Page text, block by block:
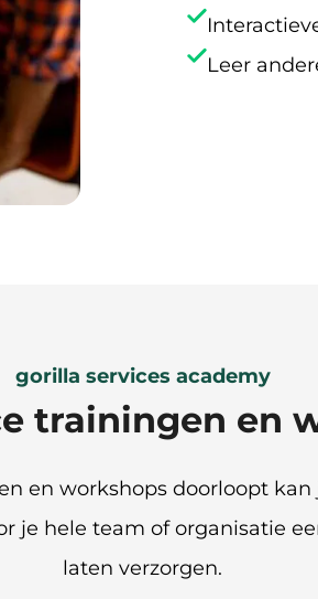
Leer
gorilla services academy
trainingen en
en workshops doorloopt
je hele team of organisatie
laten verzorgen.